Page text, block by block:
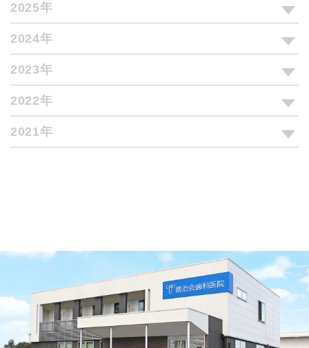
2025年
2024年
2023年
2022年
2021年